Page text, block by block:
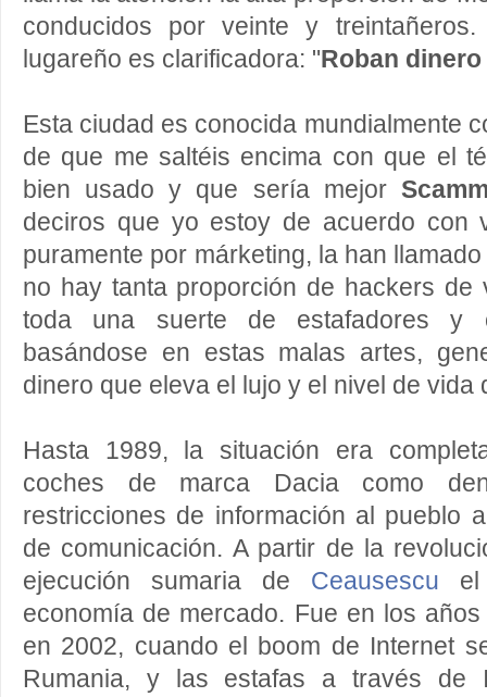
conducidos por veinte y
lugareño es clarificadora: "Roban
Esta ciudad es conocida mundialmente
de que me saltéis encima con que el
bien usado y que sería mejor
deciros que yo estoy de acuerdo con
puramente por márketing, la han
no hay tanta proporción de hackers de
toda una suerte de estafadores y
basándose en estas malas artes,
dinero que eleva el lujo y el nivel de vida
Hasta 1989, la situación era
coches de marca Dacia como
restricciones de información al pueblo
de comunicación. A partir de la
ejecución sumaria de Ceausescu el
economía de mercado. Fue en los
en 2002, cuando el boom de Internet
Rumania, y las estafas a través de